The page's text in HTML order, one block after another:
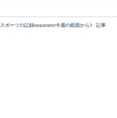
スポーツの記録separator今週の紙面から 記事